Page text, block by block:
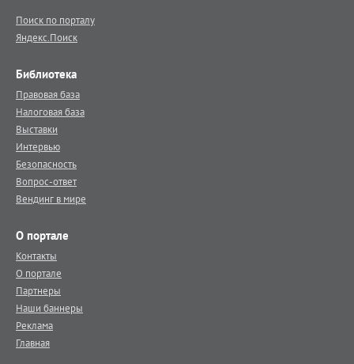
Поиск по порталу
Яндекс.Поиск
Библиотека
Правовая база
Налоговая база
Выставки
Интервью
Безопасность
Вопрос-ответ
Вендинг в мире
О портале
Контакты
О портале
Партнеры
Наши баннеры
Реклама
Главная